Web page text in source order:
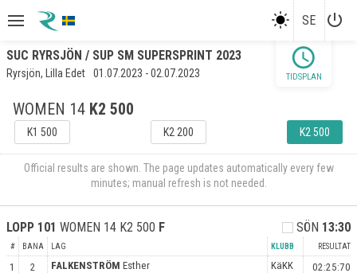
SE power_settings_new
SUC RYRSJÖN / SUP SM SUPERSPRINT 2023
Ryrsjön, Lilla Edet 01.07.2023 - 02.07.2023
WOMEN 14 K2 500
K1 500 K2 200 K2 500
schedule
TIDSPLAN
Official results are shown. The page updates automatically every few
minutes; manual refresh is not needed.
LOPP 101 WOMEN 14 K2 500 F SÖN 13:30
# BANA LAG KLUBB RESULTAT
1 2 FALKENSTRÖM Esther
KäKK
02:25:70